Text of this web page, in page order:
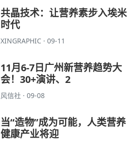
共晶技术：让营养素步入埃米
时代
XINGRAPHIC · 09-11
11月6-7日广州新营养趋势大
会！30+演讲、2
风信社 · 09-08
当“造物”成为可能，人类营养
健康产业将迎